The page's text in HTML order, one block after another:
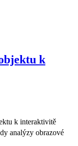
k
k interaktivitě
analýzy obrazové